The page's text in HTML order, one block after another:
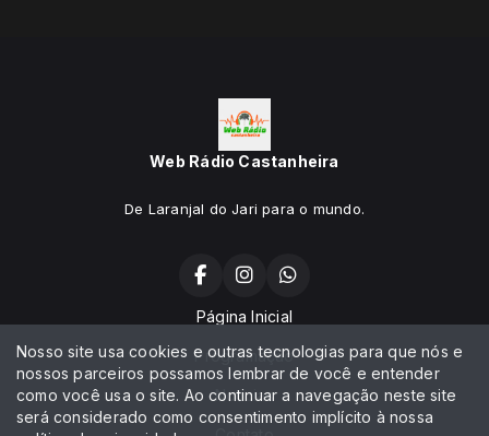
Web Rádio Castanheira
De Laranjal do Jari para o mundo.
Página Inicial
Programação
Notícias
Nosso site usa cookies e outras tecnologias para que nós e
nossos parceiros possamos lembrar de você e entender
como você usa o site. Ao continuar a navegação neste site
será considerado como consentimento implícito à nossa